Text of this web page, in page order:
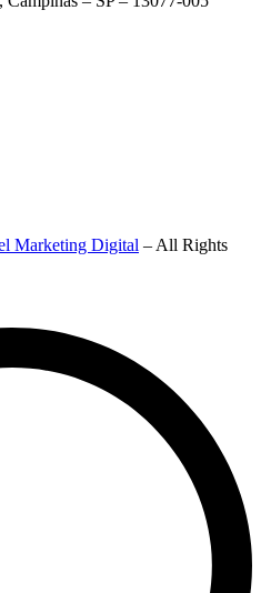
Marketing Digital – All Rights